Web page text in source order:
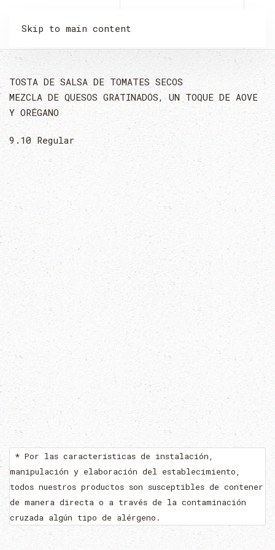
Skip to main content
LA MALQUERIDA
TOSTA DE SALSA DE TOMATES SECOS
MEZCLA DE QUESOS GRATINADOS, UN TOQUE DE AOVE
Y ORÉGANO
9.10 Regular
* Por las características de instalación,
manipulación y elaboración del establecimiento,
todos nuestros productos son susceptibles de contener
de manera directa o a través de la contaminación
cruzada algún tipo de alérgeno.